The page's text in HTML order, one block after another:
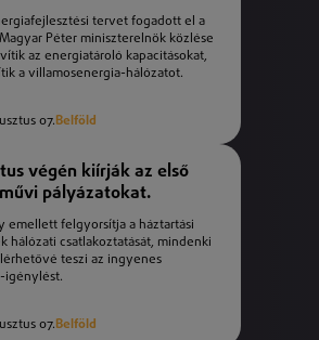
tervet fogadott el a
Péter miniszterelnök közlése
az energiatároló kapacitásokat,
a villamosenergia-hálózatot.
07.Belföld
végén kiírják az első
pályázatokat.
emellett felgyorsítja a háztartási
hálózati csatlakoztatását, mindenki
teszi az ingyenes
igénylést.
07.Belföld